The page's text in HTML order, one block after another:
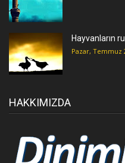
Hayvanların
Pazar, Temmuz
HAKKIMIZDA